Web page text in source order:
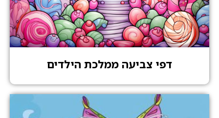
דפי צביעה ממלכת הילדים